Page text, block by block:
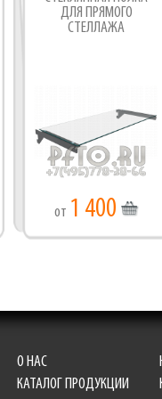
ДЛЯ ПРЯМОГО
СТЕЛЛАЖА
от 1 400
О НАС
КАТАЛОГ ПРОДУКЦИИ